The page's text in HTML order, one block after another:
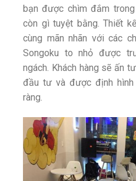
bạn được chìm đắm
còn gì tuyệt bằng. Thiết
cùng mãn nhãn với các
Songoku to nhỏ được
ngách. Khách hàng sẽ ấn
đầu tư và được định hình
ràng.